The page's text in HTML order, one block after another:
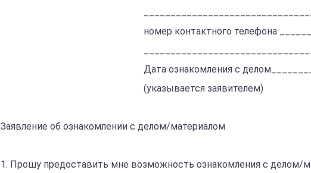
номер контактного телефона
Дата ознакомления с
(указывается заявителем)
Заявление об ознакомлении с делом/материалом
1. Прошу предоставить мне возможность ознакомления с делом/